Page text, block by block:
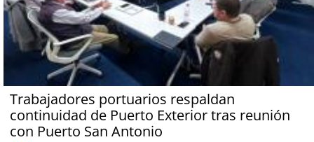
Trabajadores portuarios respaldan
continuidad de Puerto Exterior tras reunión
con Puerto San Antonio